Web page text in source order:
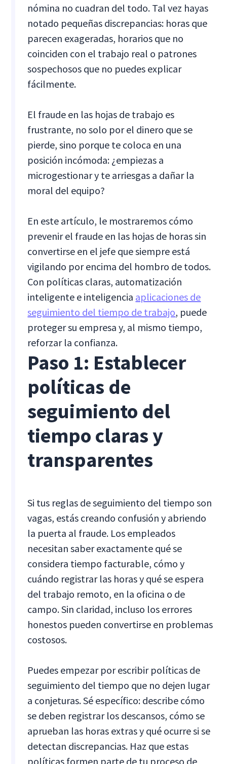
nómina no cuadran del todo. Tal vez hayas
notado pequeñas discrepancias: horas que
parecen exageradas, horarios que no
coinciden con el trabajo real o patrones
sospechosos que no puedes explicar
fácilmente.
El fraude en las hojas de trabajo es
frustrante, no solo por el dinero que se
pierde, sino porque te coloca en una
posición incómoda: ¿empiezas a
microgestionar y te arriesgas a dañar la
moral del equipo?
En este artículo, le mostraremos cómo
prevenir el fraude en las hojas de horas sin
convertirse en el jefe que siempre está
vigilando por encima del hombro de todos.
Con políticas claras, automatización
inteligente e inteligencia aplicaciones de
seguimiento del tiempo de trabajo, puede
proteger su empresa y, al mismo tiempo,
reforzar la confianza.
Paso 1: Establecer
políticas de
seguimiento del
tiempo claras y
transparentes
Si tus reglas de seguimiento del tiempo son
vagas, estás creando confusión y abriendo
la puerta al fraude. Los empleados
necesitan saber exactamente qué se
considera tiempo facturable, cómo y
cuándo registrar las horas y qué se espera
del trabajo remoto, en la oficina o de
campo. Sin claridad, incluso los errores
honestos pueden convertirse en problemas
costosos.
Puedes empezar por escribir políticas de
seguimiento del tiempo que no dejen lugar
a conjeturas. Sé específico: describe cómo
se deben registrar los descansos, cómo se
aprueban las horas extras y qué ocurre si se
detectan discrepancias. Haz que estas
políticas formen parte de tu proceso de